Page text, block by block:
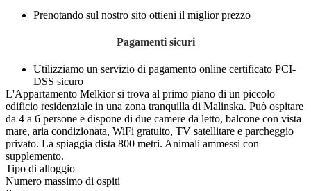
Prenotando sul nostro sito ottieni il miglior prezzo
Pagamenti sicuri
Utilizziamo un servizio di pagamento online certificato PCI-
DSS sicuro
L'Appartamento Melkior si trova al primo piano di un piccolo
edificio residenziale in una zona tranquilla di Malinska. Può ospitare
da 4 a 6 persone e dispone di due camere da letto, balcone con vista
mare, aria condizionata, WiFi gratuito, TV satellitare e parcheggio
privato. La spiaggia dista 800 metri. Animali ammessi con
supplemento.
Tipo di alloggio
Numero massimo di ospiti